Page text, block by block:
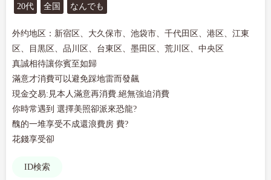
20代 全国 なんでも
外约地区：新宿区、大久保市、池袋市、千代田区、港区、江東
区、目黒区、品川区、台東区、墨田区、荒川区、中央区
真誠相待讓你賓至如歸
滿意才消費可以避免踩地雷而發飆
現金交易:見本人滿意再消費.絕無強迫消費
你時常遇到 選擇美照卻派來恐龍?
醜的一堆享受不成還浪費房 費?
花錢享受卻
ID検索